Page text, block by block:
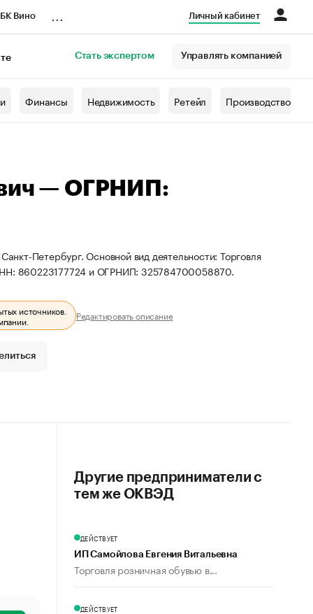
Вино Личный кабинет
Стать экспертом Управлять компанией
Финансы Недвижимость Ретейл Производство
— ОГРНИП:
Петербург. Основной вид деятельности: Торговля
860223177724 и ОГРНИП: 325784700058870.
источников.
Редактировать описание
Другие предприниматели с
тем же ОКВЭД
ДЕЙСТВУЕТ
ИП Самойлова Евгения Витальевна
Торговля розничная обувью в...
ДЕЙСТВУЕТ